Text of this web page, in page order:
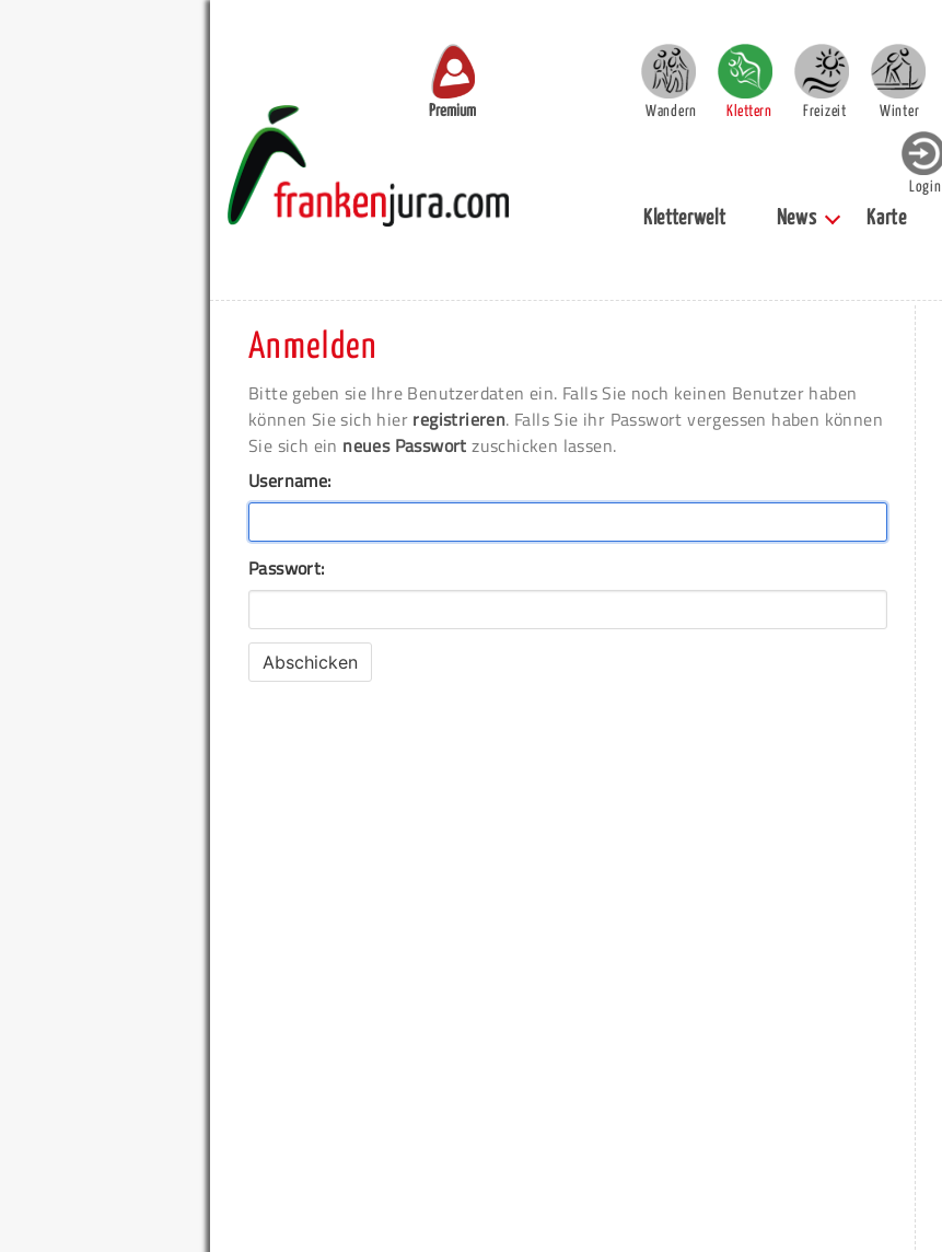
Premium Wandern Klettern Freizeit Winter
Login
Kletterwelt News Karte
Anmelden
Bitte geben sie Ihre Benutzerdaten ein. Falls Sie noch keinen Benutzer haben
können Sie sich hier registrieren. Falls Sie ihr Passwort vergessen haben können
Sie sich ein neues Passwort zuschicken lassen.
Username:
Passwort: